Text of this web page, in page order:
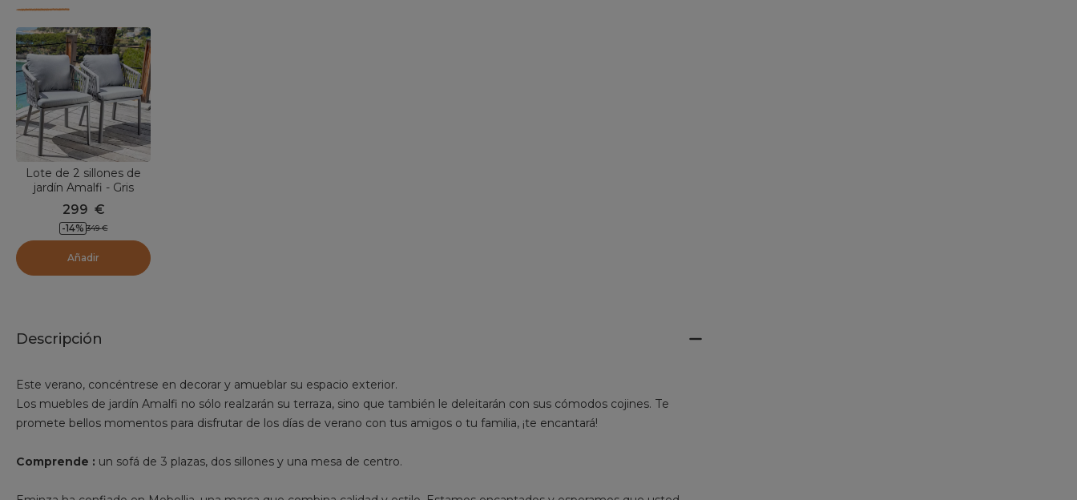
Lote de 2 sillones de
jardín Amalfi - Gris
antracita
299 €
-14% 349 €
Añadir
Descripción
Este verano, concéntrese en decorar y amueblar su espacio exterior.
Los muebles de jardín Amalfi no sólo realzarán su terraza, sino que también le deleitarán con sus cómodos cojines. Te
promete bellos momentos para disfrutar de los días de verano con tus amigos o tu familia, ¡te encantará!
Comprende : un sofá de 3 plazas, dos sillones y una mesa de centro.